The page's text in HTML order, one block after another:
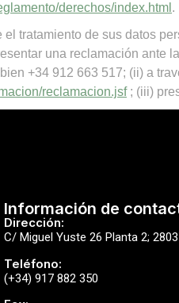
derechos/index.html .
el tratamiento de sus datos
una reclamación ante
+34 912 663 517; (ii) a
reclamacion.jsf; (iii)
Información de
Dirección:
C/ Miguel Yuste 26 Planta 2;
Teléfono:
(+34) 917 882 350